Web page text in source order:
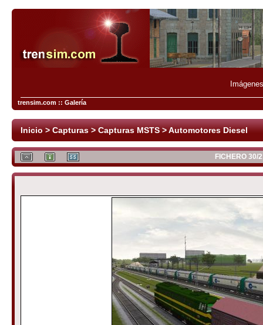
trensim.com :: Galería
Inicio>Capturas>Capturas MSTS>Automotores Diesel
FICHERO 30/